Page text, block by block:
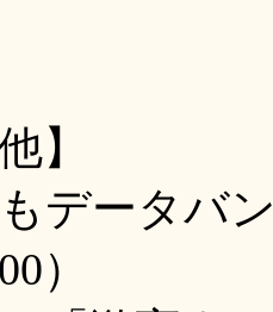
】
もデータ
）